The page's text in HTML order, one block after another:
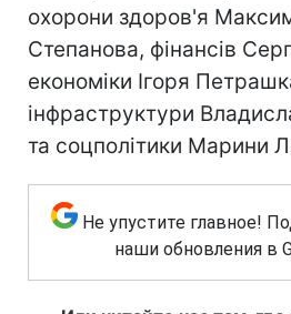
охорони здоров'я
Степанова, фінансів
економіки Ігоря
інфраструктури
та соцполітики Марини
Не упустите главное!
наши обновления в